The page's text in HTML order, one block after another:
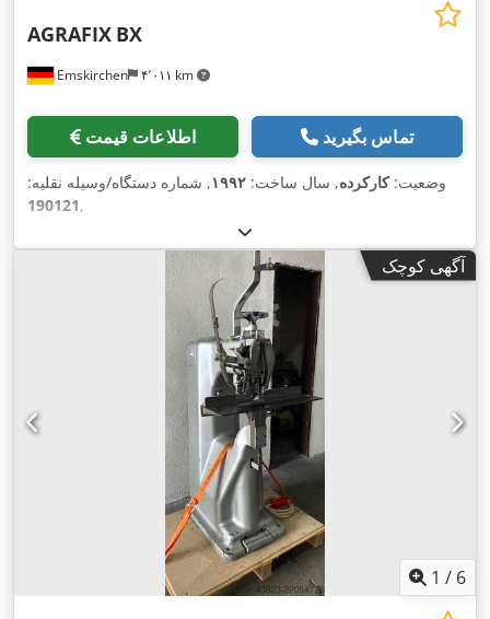
Emskirchen ۴٬۰۱۱ km
AGRAFIX BX
اطلاعات قیمت تماس بگیرید
وضعیت:کارکرده, سال ساخت: ۱۹۹۲, شماره دستگاه/وسیله نقلیه:
190121,
آگهی کوچک
1 / 6